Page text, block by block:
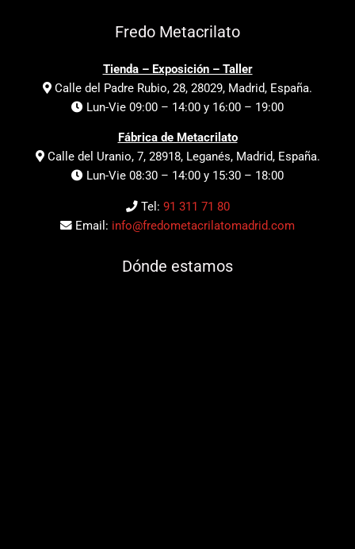
Fredo Metacrilato
Tienda – Exposición – Taller
Calle del Padre Rubio, 28, 28029, Madrid, España.
Lun-Vie 09:00 – 14:00 y 16:00 – 19:00
Fábrica de Metacrilato
Calle del Uranio, 7, 28918, Leganés, Madrid, España.
Lun-Vie 08:30 – 14:00 y 15:30 – 18:00
Tel: 91 311 71 80
Email: info@fredometacrilatomadrid.com
Dónde estamos